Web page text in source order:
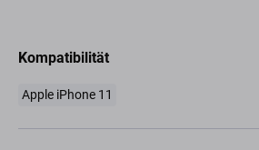
Kompatibilität
Apple iPhone 11